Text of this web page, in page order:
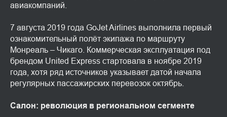
авиакомпаний.
7 августа 2019 года GoJet Airlines выполнила первый
ознакомительный полёт экипажа по маршруту
Монреаль – Чикаго. Коммерческая эксплуатация под
брендом United Express стартовала в ноябре 2019
года, хотя ряд источников указывает датой начала
регулярных пассажирских перевозок октябрь.
Салон: революция в региональном сегменте